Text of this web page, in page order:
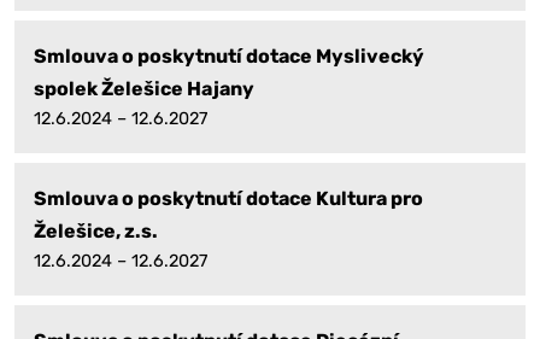
Smlouva o poskytnutí dotace Myslivecký
spolek Želešice Hajany
12.6.2024 – 12.6.2027
Smlouva o poskytnutí dotace Kultura pro
Želešice, z.s.
12.6.2024 – 12.6.2027